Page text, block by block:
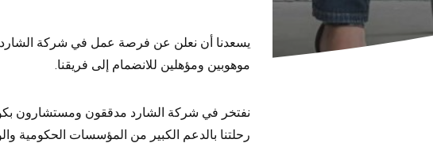
يسعدنا أن نعلن عن فرصة عمل في شركة الشارد
موهوبين ومؤهلين للانضمام إلى فريقنا.
نفتخر في شركة الشارد مدققون ومستشارون
رحلتنا بالدعم الكبير من المؤسسات الحكومية